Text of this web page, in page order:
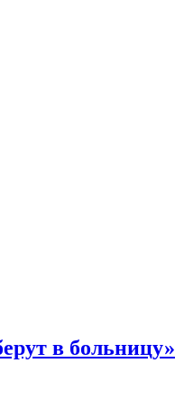
в больницу»